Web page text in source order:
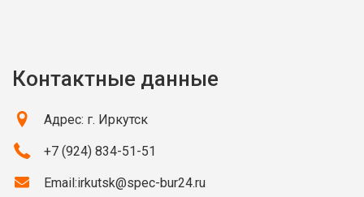
Контактные данные
Адрес: г. Иркутск
+7 (924) 834-51-51
Email:irkutsk@spec-bur24.ru